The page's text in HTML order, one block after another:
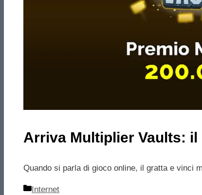
Arriva Multiplier Vaults:
Quando si parla di gioco online, il gratta e vinci
Categorie
Internet